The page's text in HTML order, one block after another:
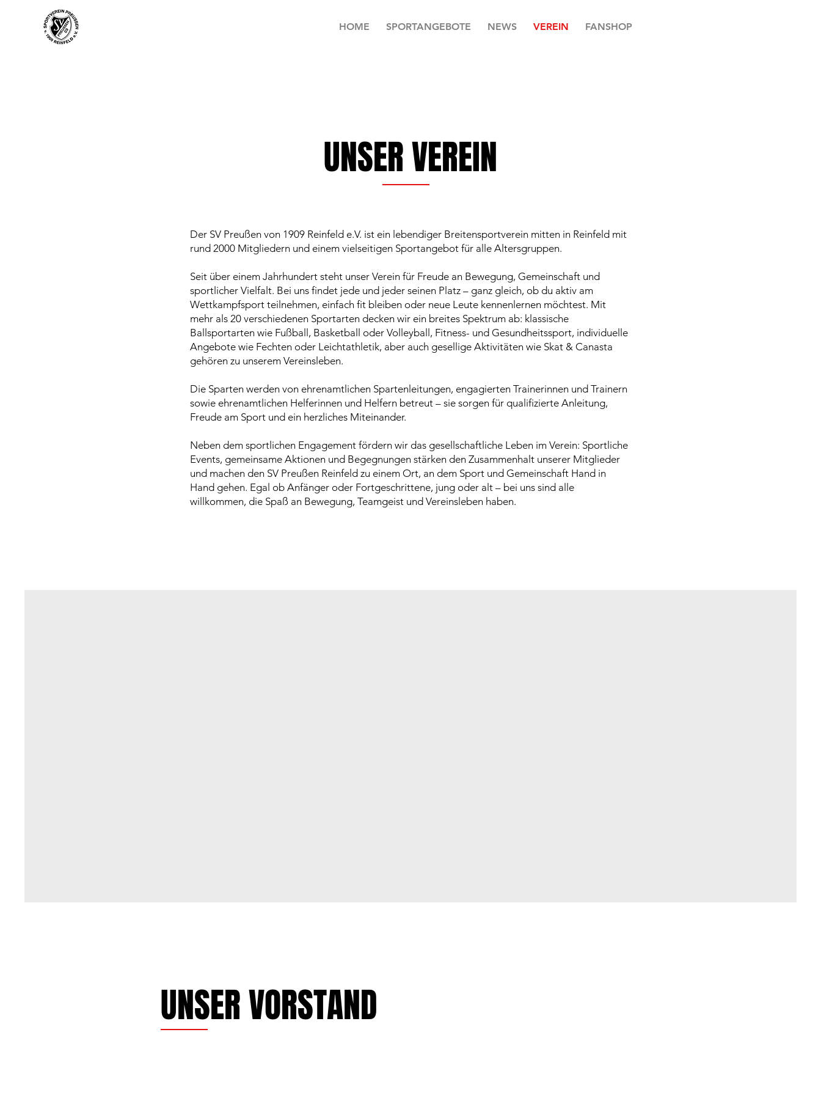
HOME SPORTANGEBOTE NEWS VEREIN FANSHOP
UNSER VEREIN
Der SV Preußen von 1909 Reinfeld e.V. ist ein lebendiger Breitensportverein mitten in Reinfeld mit
rund 2000 Mitgliedern und einem vielseitigen Sportangebot für alle Altersgruppen.
Seit über einem Jahrhundert steht unser Verein für Freude an Bewegung, Gemeinschaft und
sportlicher Vielfalt. Bei uns findet jede und jeder seinen Platz – ganz gleich, ob du aktiv am
Wettkampfsport teilnehmen, einfach fit bleiben oder neue Leute kennenlernen möchtest. Mit
mehr als 20 verschiedenen Sportarten decken wir ein breites Spektrum ab: klassische
Ballsportarten wie Fußball, Basketball oder Volleyball, Fitness- und Gesundheitssport, individuelle
Angebote wie Fechten oder Leichtathletik, aber auch gesellige Aktivitäten wie Skat & Canasta
gehören zu unserem Vereinsleben.
Die Sparten werden von ehrenamtlichen Spartenleitungen, engagierten Trainerinnen und Trainern
sowie ehrenamtlichen Helferinnen und Helfern betreut – sie sorgen für qualifizierte Anleitung,
Freude am Sport und ein herzliches Miteinander.
Neben dem sportlichen Engagement fördern wir das gesellschaftliche Leben im Verein: Sportliche
Events, gemeinsame Aktionen und Begegnungen stärken den Zusammenhalt unserer Mitglieder
und machen den SV Preußen Reinfeld zu einem Ort, an dem Sport und Gemeinschaft Hand in
Hand gehen. Egal ob Anfänger oder Fortgeschrittene, jung oder alt – bei uns sind alle
willkommen, die Spaß an Bewegung, Teamgeist und Vereinsleben haben.
UNSER VORSTAND